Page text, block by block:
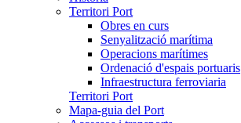
Territori Port
Obres en curs
Senyalització marítima
Operacions marítimes
Ordenació d'espais portuaris
Infraestructura ferroviaria
Territori Port
Mapa-guia del Port